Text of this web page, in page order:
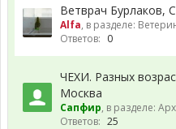
Ветврач Бурлаков,
Alfa, в разделе:
Ответов: 0
ЧЕХИ. Разных
Москва
Сапфир, в разделе:
Ответов: 25